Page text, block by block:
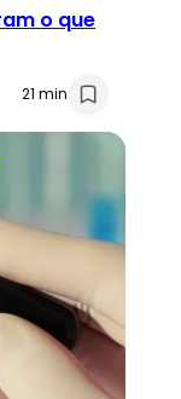
o que
21 min